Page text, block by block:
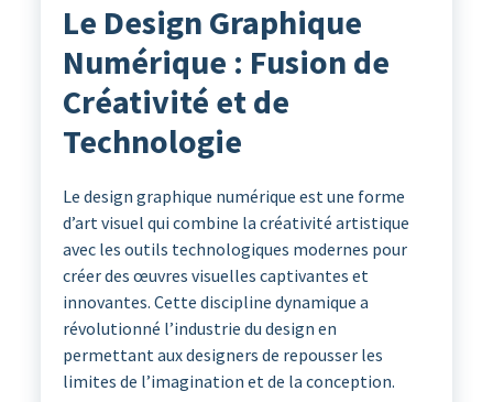
Le Design Graphique
Numérique : Fusion de
Créativité et de
Technologie
Le design graphique numérique est une forme
d’art visuel qui combine la créativité artistique
avec les outils technologiques modernes pour
créer des œuvres visuelles captivantes et
innovantes. Cette discipline dynamique a
révolutionné l’industrie du design en
permettant aux designers de repousser les
limites de l’imagination et de la conception.